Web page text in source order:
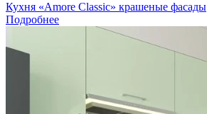
Кухня «Amore Сlassic» крашеные фасады
Подробнее